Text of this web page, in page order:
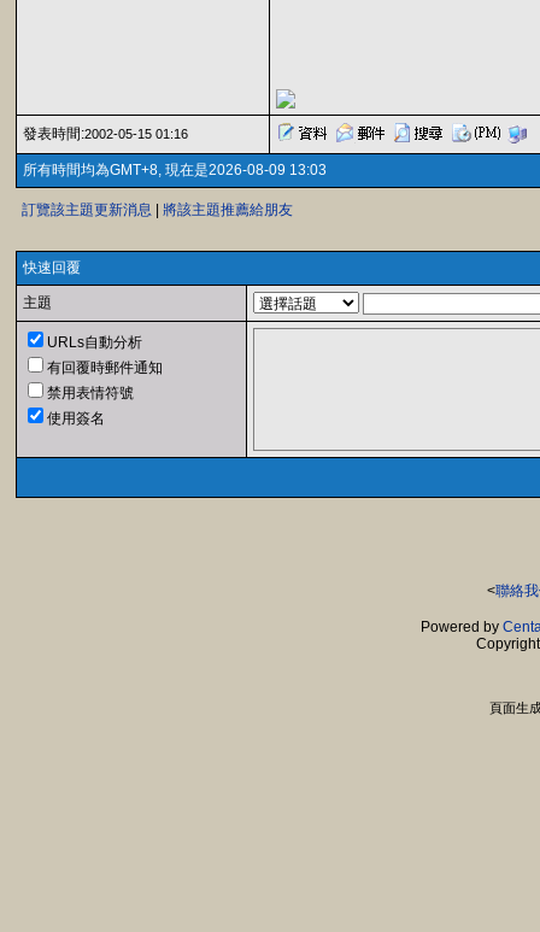
發表時間:2002-05-15 01:16
所有時間均為GMT+8, 現在是2026-08-09 13:03
訂覽該主題更新消息 將該主題推薦給朋友
快速回覆
主題
URLs自動分析
有回覆時郵件通知
禁用表情符號
使用簽名
<聯絡
Powered by
頁面生